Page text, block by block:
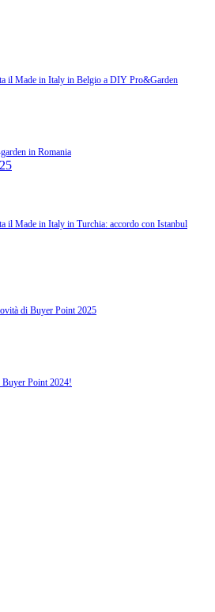
il Made in Italy in Belgio a DIY Pro&Garden
in Romania
il Made in Italy in Turchia: accordo con Istanbul
di Buyer Point 2025
Point 2024!